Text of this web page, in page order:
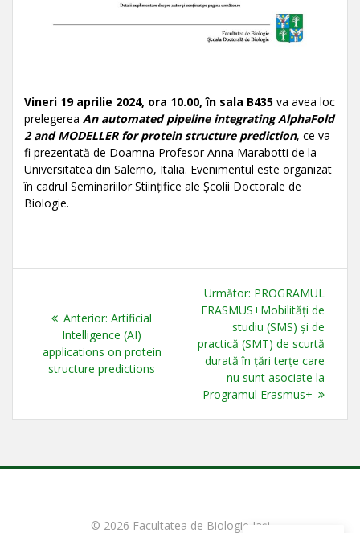
Vineri 19 aprilie 2024, ora 10.00, în sala B435 va avea loc
prelegerea An automated pipeline integrating AlphaFold
2 and MODELLER for protein structure prediction, ce va
fi prezentată de Doamna Profesor Anna Marabotti de la
Universitatea din Salerno, Italia. Evenimentul este organizat
în cadrul Seminariilor Stiințifice ale Școlii Doctorale de
Biologie.
articole
Anterior: Articolul
anterior:
Artificial
Intelligence (AI)
applications on protein
structure predictions
Următor: Articolul
următor:
PROGRAMUL
ERASMUS+Mobilități de
studiu (SMS) şi de
practică (SMT) de scurtă
durată în ţări terţe care
nu sunt asociate la
Programul Erasmus+
© 2026 Facultatea de Biologie Iași